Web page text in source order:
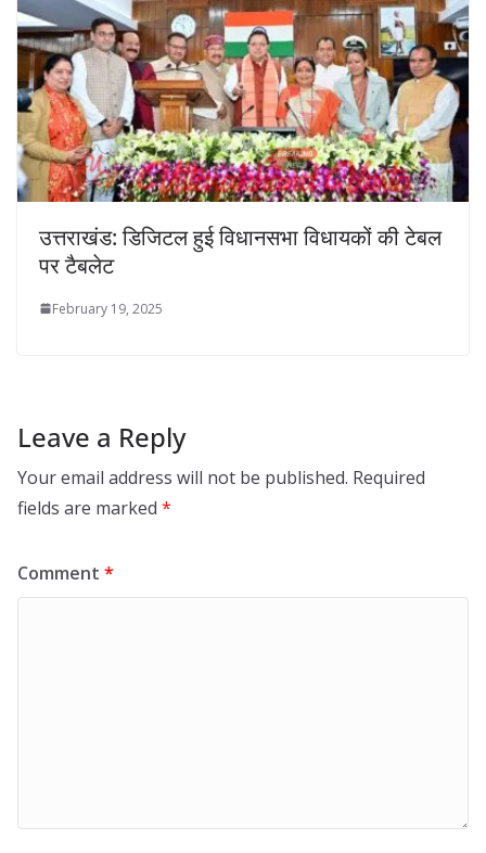
उत्तराखंड: डिजिटल हुई विधानसभा विधायकों की टेबल
पर टैबलेट
February 19, 2025
Leave a Reply
Your email address will not be published. Required
fields are marked *
Comment *